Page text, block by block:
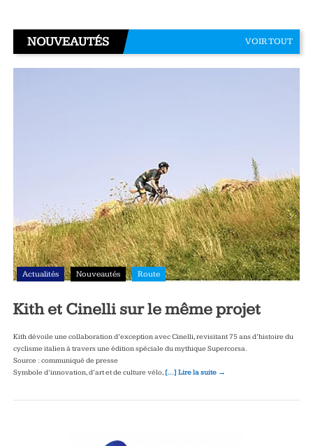
NOUVEAUTÉS VOIR TOUT
Actualités Nouveautés Route
Kith et Cinelli sur le même projet
Kith dévoile une collaboration d’exception avec Cinelli, revisitant 75 ans d’histoire du
cyclisme italien à travers une édition spéciale du mythique Supercorsa.
Source : communiqué de presse
Symbole d’innovation, d’art et de culture vélo, […] Lire la suite →